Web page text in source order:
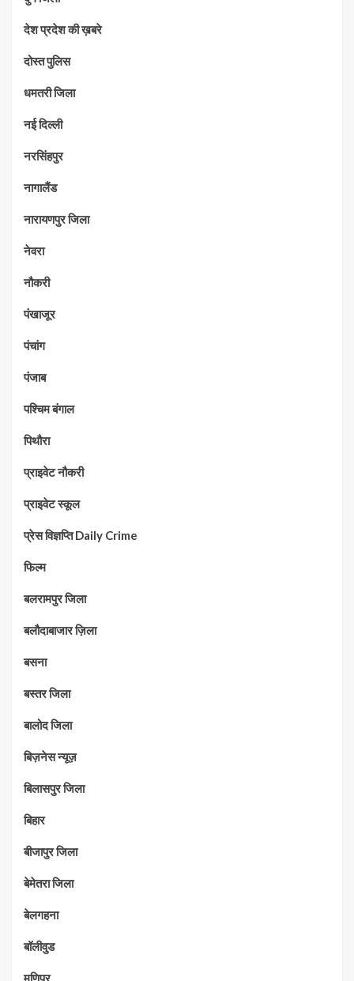
देश प्रदेश की ख़बरे
दोस्त पुलिस
धमतरी जिला
नई दिल्ली
नरसिंहपुर
नागालैंड
नारायणपुर जिला
नेवरा
नौकरी
पंखाजूर
पंचांग
पंजाब
पश्चिम बंगाल
पिथौरा
प्राइवेट नौकरी
प्राइवेट स्कूल
प्रेस विज्ञप्ति Daily Crime
फिल्म
बलरामपुर जिला
बलौदाबाजार ज़िला
बसना
बस्तर जिला
बालोद जिला
बिज़नेस न्यूज़
बिलासपुर जिला
बिहार
बीजापुर जिला
बेमेतरा जिला
बेलगहना
बॉलीवुड
मणिपुर